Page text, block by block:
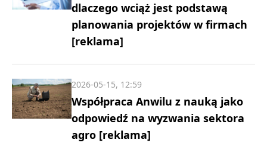
dlaczego wciąż jest podstawą
planowania projektów w firmach
[reklama]
Współpraca Anwilu z nauką jako
odpowiedź na wyzwania sektora
agro [reklama]
2026-05-15, 12:59